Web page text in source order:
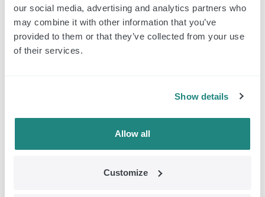
our social media, advertising and analytics partners who
may combine it with other information that you’ve
provided to them or that they’ve collected from your use
of their services.
Show details
Allow all
Customize
Następny przystanek:
Koepelcongres!
Anaheim, wróciliśmy!